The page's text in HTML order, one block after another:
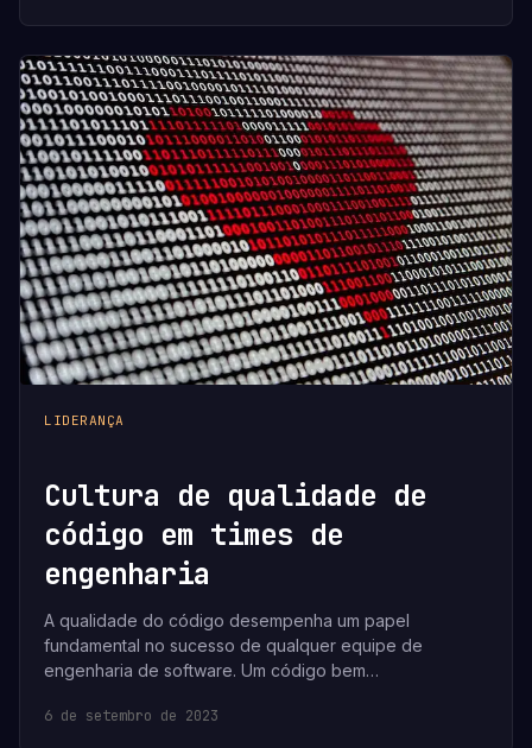
LIDERANÇA
Cultura de qualidade de
código em times de
engenharia
A qualidade do código desempenha um papel
fundamental no sucesso de qualquer equipe de
engenharia de software. Um código bem…
6 de setembro de 2023